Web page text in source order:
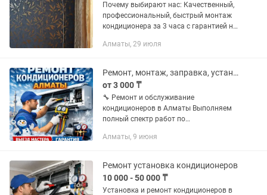
Почему выбирают нас: Качественный,
профессиональный, быстрый монтаж
кондиционера за 3 часа с гарантией на
оборудованием и инструментом: Сухое
Алматы, 29 июля
Ремонт, монтаж, заправка, установка кондиционеров в Алматы
от 3 000 ₸
🔧 Ремонт и обслуживание
кондиционеров в Алматы Выполняем
полный спектр работ по
с гарантией. Работаем по Алматы и
⸻ ✅ Наши...
Алматы, 9 июня
Ремонт установка кондиционеров
10 000 - 50 000 ₸
Установка и ремонт кондиционеров в